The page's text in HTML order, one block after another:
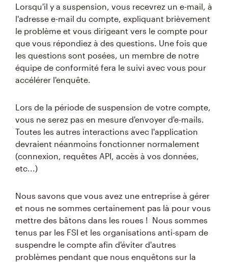
Lorsqu'il y a suspension, vous recevrez un e-mail, à
l'adresse e-mail du compte, expliquant brièvement
le problème et vous dirigeant vers le compte pour
que vous répondiez à des questions. Une fois que
les questions sont posées, un membre de notre
équipe de conformité fera le suivi avec vous pour
accélérer l'enquête.
Lors de la période de suspension de votre compte,
vous ne serez pas en mesure d'envoyer d'e-mails.
Toutes les autres interactions avec l'application
devraient néanmoins fonctionner normalement
(connexion, requêtes API, accès à vos données,
etc...)
Nous savons que vous avez une entreprise à gérer
et nous ne sommes certainement pas là pour vous
mettre des bâtons dans les roues ! Nous sommes
tenus par les FSI et les organisations anti-spam de
suspendre le compte afin d'éviter d'autres
problèmes pendant que nous enquêtons sur la